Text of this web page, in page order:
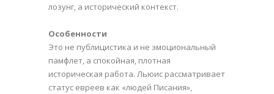
лозунг, а исторический контекст.
Особенности
Это не публицистика и не эмоциональный
памфлет, а спокойная, плотная
историческая работа. Льюис рассматривает
статус евреев как «людей Писания»,